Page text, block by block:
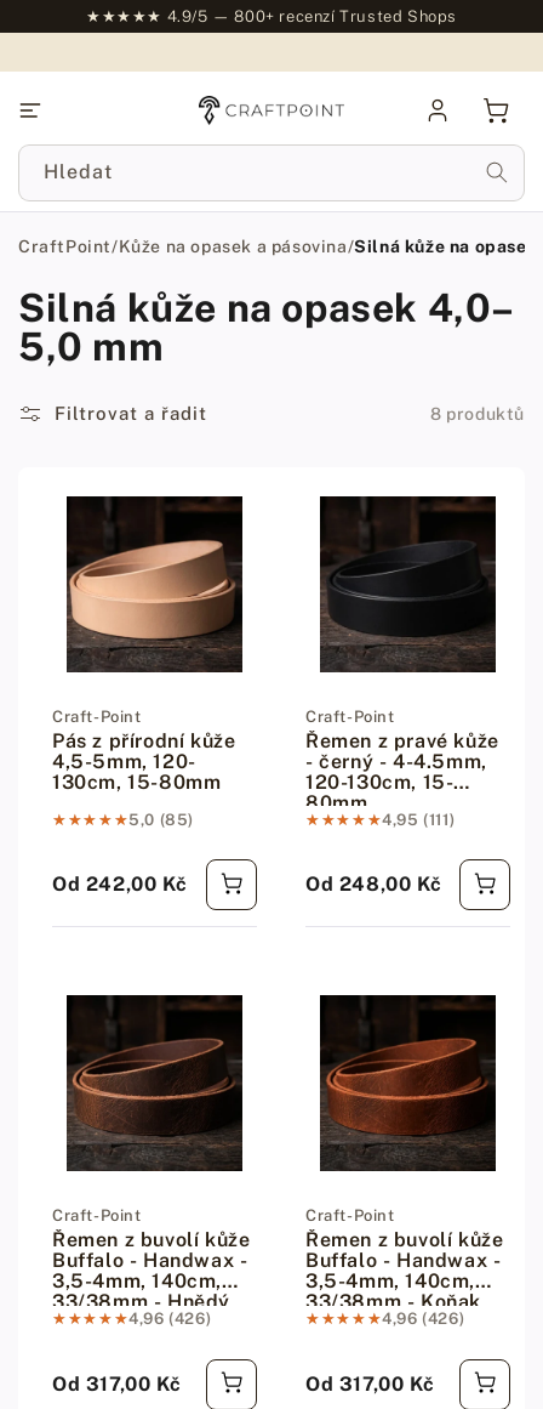
★★★★★ 4.9/5 — 800+ recenzí Trusted Shops
Košík
Hledat
CraftPoint/Kůže na opasek a pásovina/Silná kůže na
Silná kůže na opasek 4,0–
5,0 mm
Filtrovat a řadit 8 produktů
Dodavatel:
Craft-Point
Pás z přírodní kůže
4,5-5mm, 120-
130cm, 15-80mm
★★★★★
★★★★★5,0 (85)
Běžná cena
Od 242,00 Kč
Dodavatel:
Craft-Point
Řemen z pravé kůže
- černý - 4-4.5mm,
120-130cm, 15-
80mm
★★★★★
★★★★★4,95 (111)
Běžná cena
Od 248,00 Kč
Dodavatel:
Craft-Point
Řemen z buvolí kůže
Buffalo - Handwax -
3,5-4mm, 140cm,
33/38mm - Hnědý
★★★★★
★★★★★4,96 (426)
Běžná cena
Od 317,00 Kč
Dodavatel:
Craft-Point
Řemen z buvolí kůže
Buffalo - Handwax -
3,5-4mm, 140cm,
33/38mm - Koňak
★★★★★
★★★★★4,96 (426)
Běžná cena
Od 317,00 Kč